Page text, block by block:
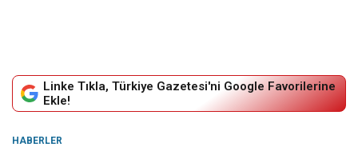
Linke Tıkla, Türkiye Gazetesi'ni Google Favorilerine
Ekle!
HABERLER